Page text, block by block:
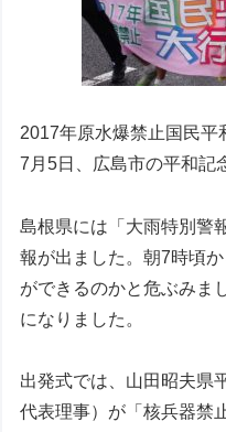
2017年原水爆禁止国民
7月5日、広島市の平和記
島根県には「大雨特別警
報が出ました。朝7時頃
ができるのかと危ぶみま
になりました。
出発式では、山田昭夫県
代表理事）が「核兵器禁